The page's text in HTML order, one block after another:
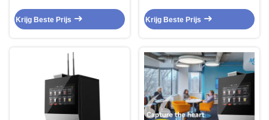
commercieel gebruik
Krijg Beste Prijs
Krijg Beste Prijs